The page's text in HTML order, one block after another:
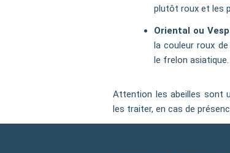
plutôt roux et les
Oriental ou
la couleur roux
le frelon asiatique.
Attention les abeilles sont
les traiter, en cas de